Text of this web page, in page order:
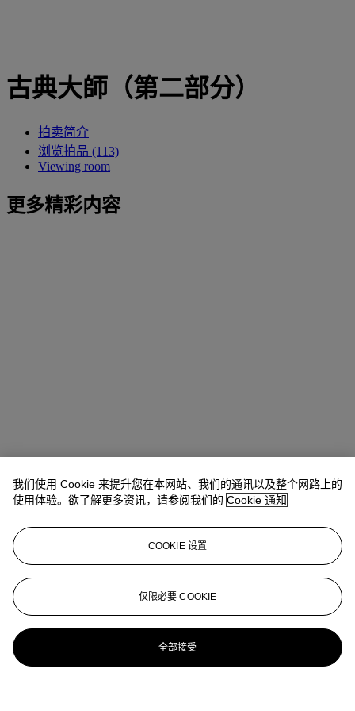
古典大師（第二部分）
拍卖简介
浏览拍品 (113)
Viewing room
更多精彩内容
我们使用 Cookie 来提升您在本网站、我们的通讯以及整个网路上的
使用体验。欲了解更多资讯，请参阅我们的 Cookie 通知
COOKIE 设置
仅限必要 COOKIE
全部接受